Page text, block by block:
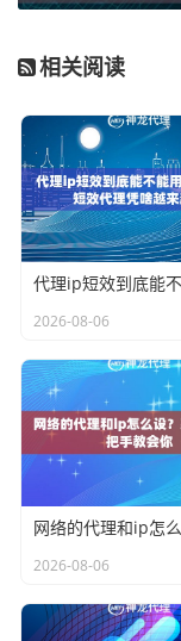
相关阅读
2026-08-06
2026-08-06